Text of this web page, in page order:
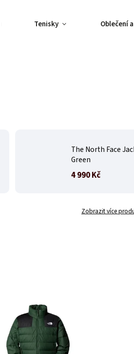
Tenisky Oblečení
The North Face
Green
4 990 Kč
Zobrazit více